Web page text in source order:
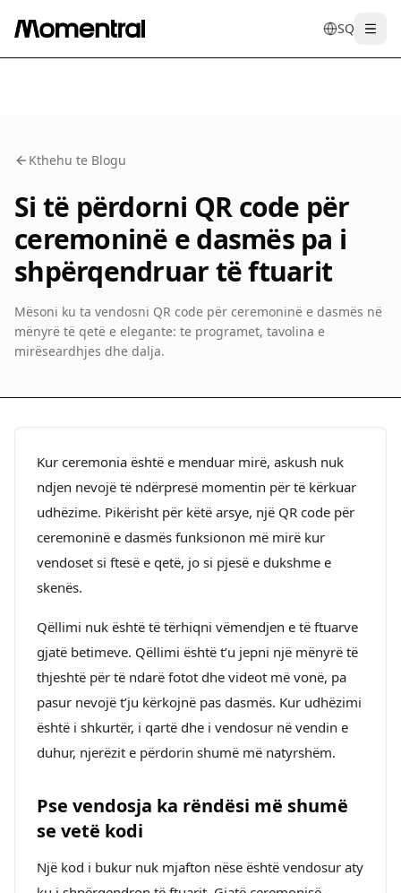
SQ
entrdees
Kthehu te Blogu
Si të përdorni QR code për
ceremoninë e dasmës pa i
shpërqendruar të ftuarit
Mësoni ku ta vendosni QR code për ceremoninë e dasmës në
mënyrë të qetë e elegante: te programet, tavolina e
mirëseardhjes dhe dalja.
Kur ceremonia është e menduar mirë, askush nuk
ndjen nevojë të ndërpresë momentin për të kërkuar
udhëzime. Pikërisht për këtë arsye, një QR code për
ceremoninë e dasmës funksionon më mirë kur
vendoset si ftesë e qetë, jo si pjesë e dukshme e
skenës.
Qëllimi nuk është të tërhiqni vëmendjen e të ftuarve
gjatë betimeve. Qëllimi është t’u jepni një mënyrë të
thjeshtë për të ndarë fotot dhe videot më vonë, pa
pasur nevojë t’ju kërkojnë pas dasmës. Kur udhëzimi
është i shkurtër, i qartë dhe i vendosur në vendin e
duhur, njerëzit e përdorin shumë më natyrshëm.
Pse vendosja ka rëndësi më shumë
se vetë kodi
Një kod i bukur nuk mjafton nëse është vendosur aty